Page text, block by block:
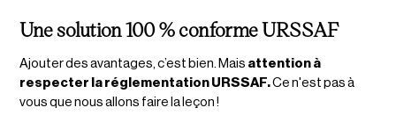
Une solution 100 % conforme URSSAF
Ajouter des avantages, c’est bien. Mais attention à
respecter la réglementation URSSAF.Ce n'est pas à
vous que nous allons faire la leçon !